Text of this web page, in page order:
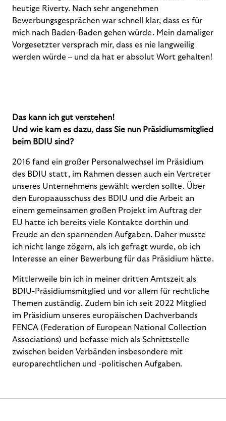
heutige Riverty. Nach sehr angenehmen
Bewerbungsgesprächen war schnell klar, dass es für
mich nach Baden-Baden gehen würde. Mein damaliger
Vorgesetzter versprach mir, dass es nie langweilig
werden würde – und da hat er absolut Wort gehalten!
Das kann ich gut verstehen!
Und wie kam es dazu, dass Sie nun Präsidiumsmitglied
beim BDIU sind?
2016 fand ein großer Personalwechsel im Präsidium
des BDIU statt, im Rahmen dessen auch ein Vertreter
unseres Unternehmens gewählt werden sollte. Über
den Europaausschuss des BDIU und die Arbeit an
einem gemeinsamen großen Projekt im Auftrag der
EU hatte ich bereits viele Kontakte dorthin und
Freude an den spannenden Aufgaben. Daher musste
ich nicht lange zögern, als ich gefragt wurde, ob ich
Interesse an einer Bewerbung für das Präsidium hätte.
Mittlerweile bin ich in meiner dritten Amtszeit als
BDIU-Präsidiumsmitglied und vor allem für rechtliche
Themen zuständig. Zudem bin ich seit 2022 Mitglied
im Präsidium unseres europäischen Dachverbands
FENCA (Federation of European National Collection
Associations) und befasse mich als Schnittstelle
zwischen beiden Verbänden insbesondere mit
europarechtlichen und -politischen Aufgaben.